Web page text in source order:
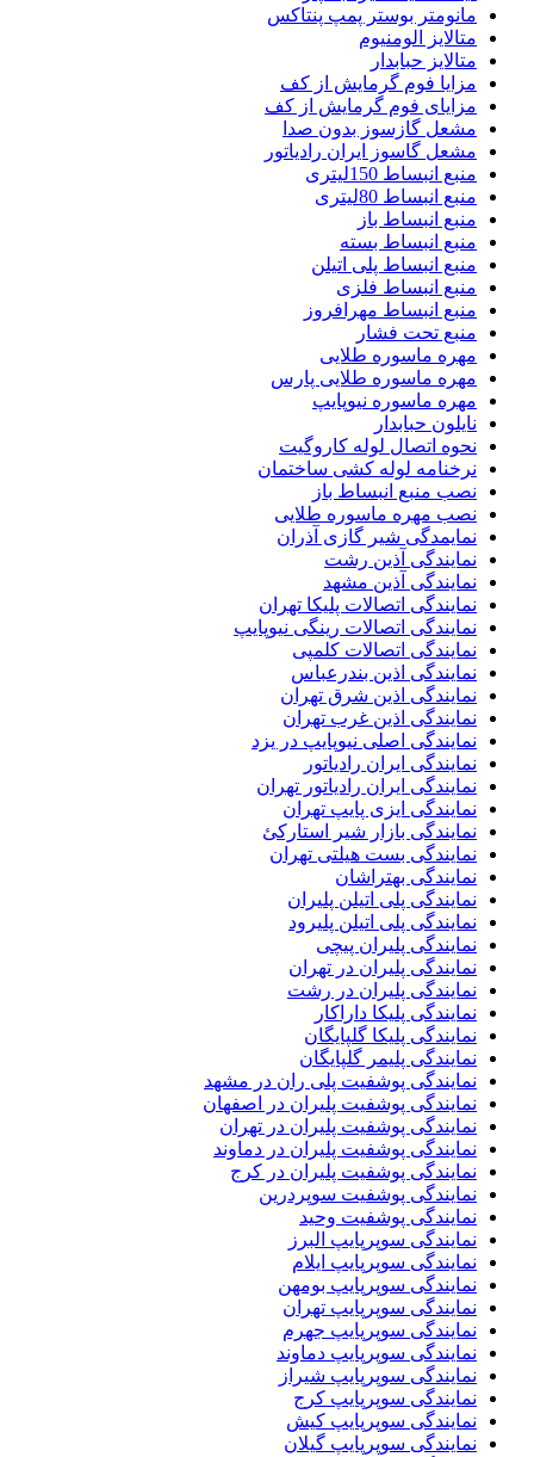
مانومتر بوستر پمپ پنتاکس
متالایز الومنیوم
متالایز حبابدار
مزایا فوم گرمایش از کف
مزایای فوم گرمایش از کف
مشعل گازسوز بدون صدا
مشعل گاسوز ایران رادیاتور
منبع انبساط 150لیتری
منبع انبساط 80لیتری
منبع انبساط باز
منبع انبساط بسته
منبع انبساط پلی اتیلن
منبع انبساط فلزی
منبع انبساط مهرافروز
منبع تحت فشار
مهره ماسوره طلایی
مهره ماسوره طلایی پارس
مهره ماسوره نیوپایپ
نایلون حبابدار
نحوه اتصال لوله کاروگیت
نرخنامه لوله کشی ساختمان
نصب منبع انبساط باز
نصب مهره ماسوره طلایی
نمایمدگی شیر گازی آذران
نمایندگی آذین رشت
نمایندگی آذین مشهد
نمایندگی اتصالات پلیکا تهران
نمایندگی اتصالات رینگی نیوپایپ
نمایندگی اتصالات کلمپی
نمایندگی اذین بندرعباس
نمایندگی اذین شرق تهران
نمایندگی اذین غرب تهران
نمایندگی اصلی نیوپایپ در یزد
نمایندگی ایران رادیاتور
نمایندگی ایران رادیاتور تهران
نمایندگی ایزی پایپ تهران
نمایندگی بازار شیر استارکئ
نمایندگی بست هیلتی تهران
نمایندگی بهتراشان
نمایندگی پلی اتیلن پلیران
نمایندگی پلی اتیلن پلیرود
نمایندگی پلیران پیچی
نمایندگی پلیران در تهران
نمایندگی پلیران در رشت
نمایندگی پلیکا داراکار
نمایندگی پلیکا گلپایگان
نمایندگی پلیمر گلپایگان
نمایندگی پوشفیت پلی ران در مشهد
نمایندگی پوشفیت پلیران در اصفهان
نمایندگی پوشفیت پلیران در تهران
نمایندگی پوشفیت پلیران در دماوند
نمایندگی پوشفیت پلیران در کرج
نمایندگی پوشفیت سوپردرین
نمایندگی پوشفیت وحید
نمایندگی سوپرپایپ البرز
نمایندگی سوپرپایپ ایلام
نمایندگی سوپرپایپ بومهن
نمایندگی سوپرپایپ تهران
نمایندگی سوپرپایپ جهرم
نمایندگی سوپرپایپ دماوند
نمایندگی سوپرپایپ شیراز
نمایندگی سوپرپایپ کرج
نمایندگی سوپرپایپ کیش
نمایندگی سوپرپایپ گیلان